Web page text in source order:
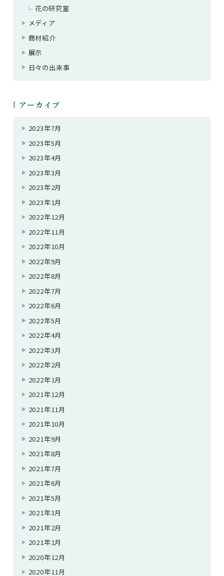
花の研究室
メディア
商材紹介
展示
日々の出来事
アーカイブ
2023年7月
2023年5月
2023年4月
2023年3月
2023年2月
2023年1月
2022年12月
2022年11月
2022年10月
2022年9月
2022年8月
2022年7月
2022年6月
2022年5月
2022年4月
2022年3月
2022年2月
2022年1月
2021年12月
2021年11月
2021年10月
2021年9月
2021年8月
2021年7月
2021年6月
2021年5月
2021年3月
2021年2月
2021年1月
2020年12月
2020年11月